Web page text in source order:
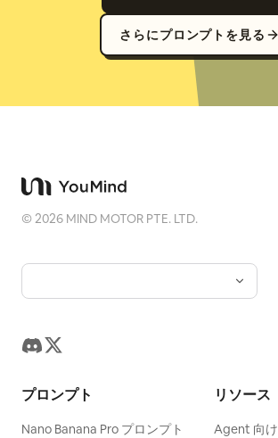
さらにプロンプトを見る
©2026 MIND MOTOR PTE. LTD.
プロンプト
Nano Banana Pro プロンプト
リソース
Agent 向け